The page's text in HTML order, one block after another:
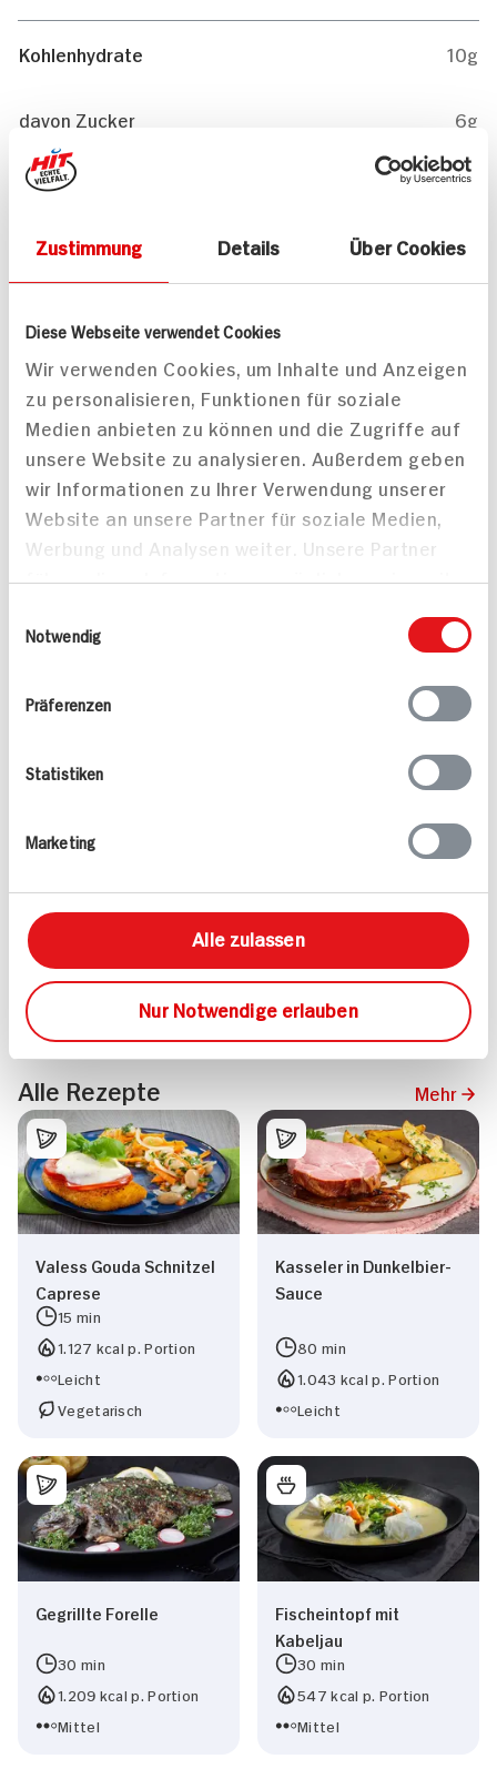
Zustimmung Details Über Cookies
Diese Webseite verwendet Cookies
Wir verwenden Cookies, um Inhalte und Anzeigen
zu personalisieren, Funktionen für soziale
Medien anbieten zu können und die Zugriffe auf
unsere Website zu analysieren. Außerdem geben
wir Informationen zu Ihrer Verwendung unserer
Website an unsere Partner für soziale Medien,
Werbung und Analysen weiter. Unsere Partner
führen diese Informationen möglicherweise mit
bereitgestellt haben oder die sie im Rahmen
Notwendig
Präferenzen
Statistiken
Marketing
Alle zulassen
Nur Notwendige erlauben
Kohlenhydrate 10g
davon Zucker 6g
Eiweiß 2g
Salz 0g
Teilen
Drucken
Passende Artikel zum Rezept Mehr
Valensina Fruchtsaft
TAGES-
Andechser Natur Bio-
Speisequarkzubereitung
2.59
Mehr anzeigen
Alle Rezepte Mehr
Valess Gouda Schnitzel
Caprese
15 min
1.127 kcal p. Portion
Leicht
Vegetarisch
Kasseler in Dunkelbier-
Sauce
80 min
1.043 kcal p. Portion
Leicht
Gegrillte Forelle
30 min
1.209 kcal p. Portion
Mittel
Fischeintopf mit
Kabeljau
30 min
547 kcal p. Portion
Mittel